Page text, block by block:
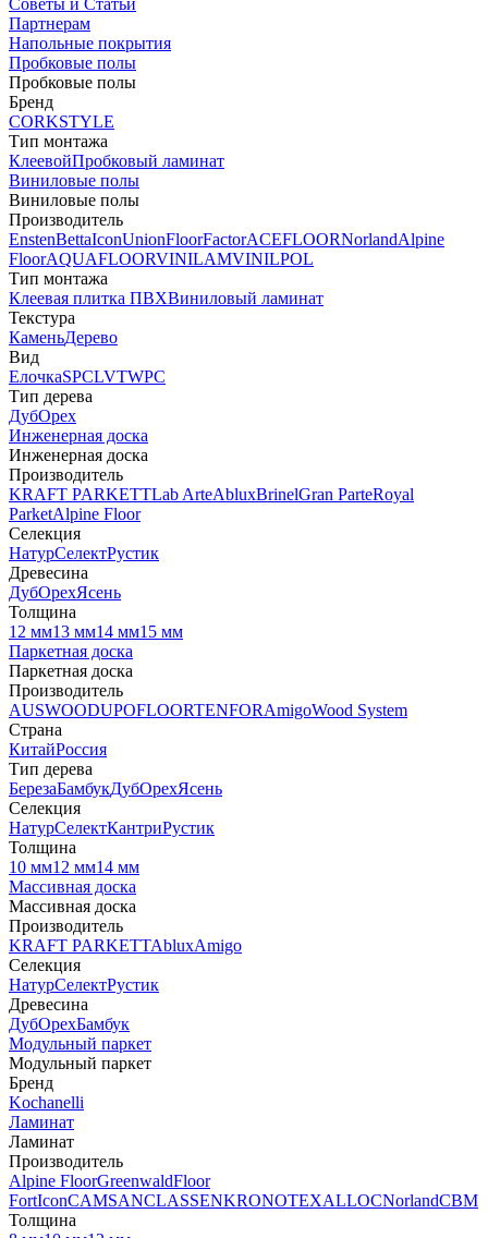
Советы и Статьи
Партнерам
Напольные покрытия
Пробковые полы
Пробковые полы
Бренд
CORKSTYLE
Тип монтажа
КлеевойПробковый ламинат
Виниловые полы
Виниловые полы
Производитель
EnstenBettaIconUnionFloorFactorACEFLOORNorlandAlpine
FloorAQUAFLOORVINILAMVINILPOL
Тип монтажа
Клеевая плитка ПВХВиниловый ламинат
Текстура
КаменьДерево
Вид
ЕлочкаSPCLVTWPC
Тип дерева
ДубОрех
Инженерная доска
Инженерная доска
Производитель
KRAFT PARKETTLab ArteAbluxBrinelGran ParteRoyal
ParketAlpine Floor
Селекция
НатурСелектРустик
Древесина
ДубОрехЯсень
Толщина
12 мм13 мм14 мм15 мм
Паркетная доска
Паркетная доска
Производитель
AUSWOODUPOFLOORTENFORAmigoWood System
Страна
КитайРоссия
Тип дерева
БерезаБамбукДубОрехЯсень
Селекция
НатурСелектКантриРустик
Толщина
10 мм12 мм14 мм
Массивная доска
Массивная доска
Производитель
KRAFT PARKETTAbluxAmigo
Селекция
НатурСелектРустик
Древесина
ДубОрехБамбук
Модульный паркет
Модульный паркет
Бренд
Kochanelli
Ламинат
Ламинат
Производитель
Alpine FloorGreenwaldFloor
FortIconCAMSANCLASSENKRONOTEXALLOCNorlandCBM
Толщина